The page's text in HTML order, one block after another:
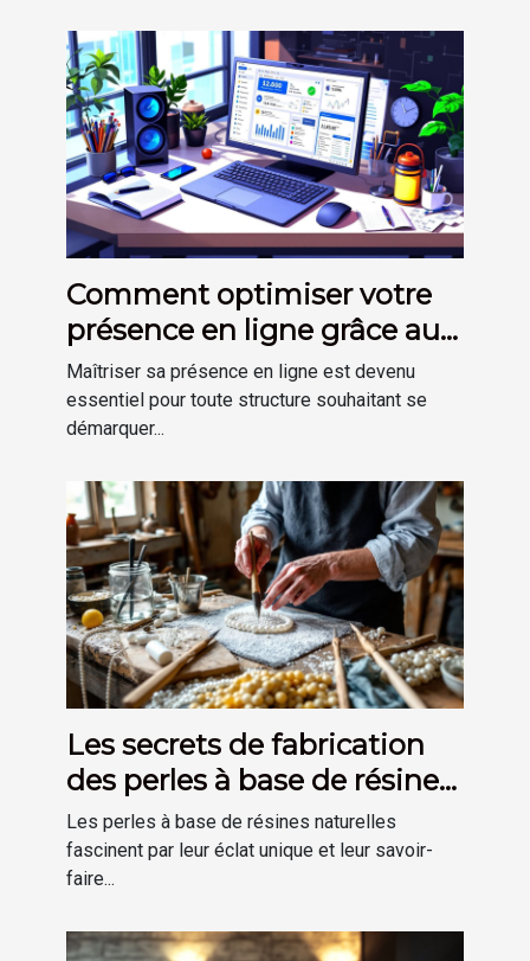
Comment optimiser votre
présence en ligne grâce aux
outils numériques
modernes ?
Maîtriser sa présence en ligne est devenu
essentiel pour toute structure souhaitant se
démarquer...
Les secrets de fabrication
des perles à base de résines
naturelles
Les perles à base de résines naturelles
fascinent par leur éclat unique et leur savoir-
faire...